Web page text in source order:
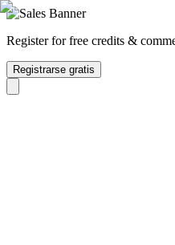
Register for free credits &
Registrarse gratis